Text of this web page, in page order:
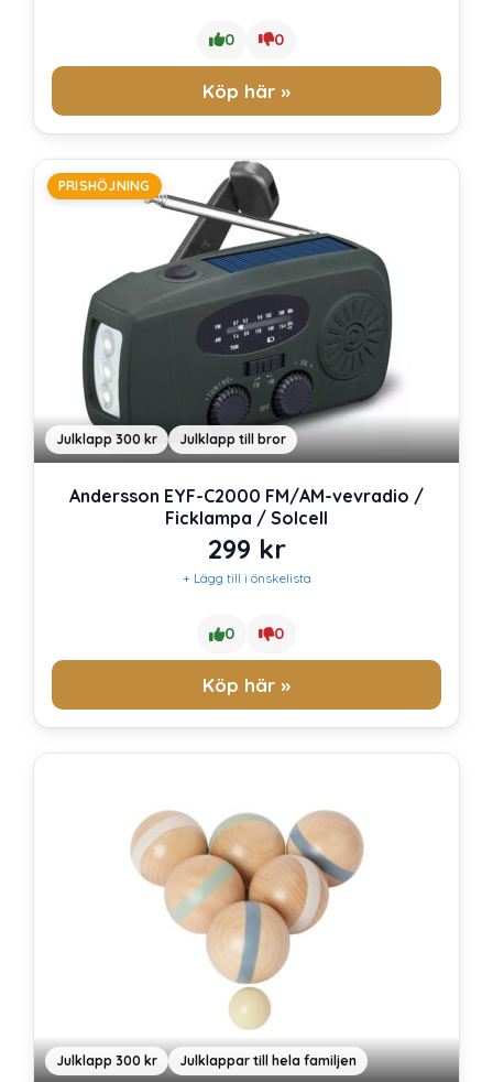
0 0
Köp här »
PRISHÖJNING
Julklapp 300 kr Julklapp till bror
Andersson EYF-C2000 FM/AM-vevradio /
Ficklampa / Solcell
299 kr
+ Lägg till i önskelista
0 0
Köp här »
Julklapp 300 kr Julklappar till hela familjen